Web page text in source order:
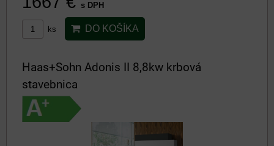
s DPH
ks DO KOŠÍKA
Haas+Sohn Adonis II 8,8kw krbová
stavebnica